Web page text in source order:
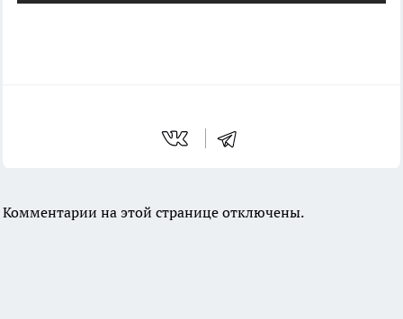
Комментарии на этой странице отключены.